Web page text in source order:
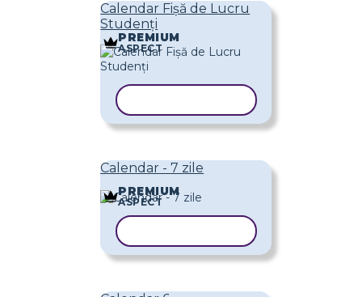
Calendar Fișă de Lucru
Studenți
PREMIUM
ASPECT
Calendar - 7 zile
PREMIUM
ASPECT